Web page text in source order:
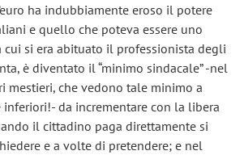
ha indubbiamente eroso il potere
e quello che poteva essere uno
cui si era abituato il professionista degli
è diventato il “minimo sindacale” -nel
mestieri, che vedono tale minimo a
da incrementare con la libera
il cittadino paga direttamente si
e a volte di pretendere; e nel